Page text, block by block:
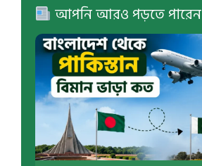
আপনি আরও পড়তে পারেন